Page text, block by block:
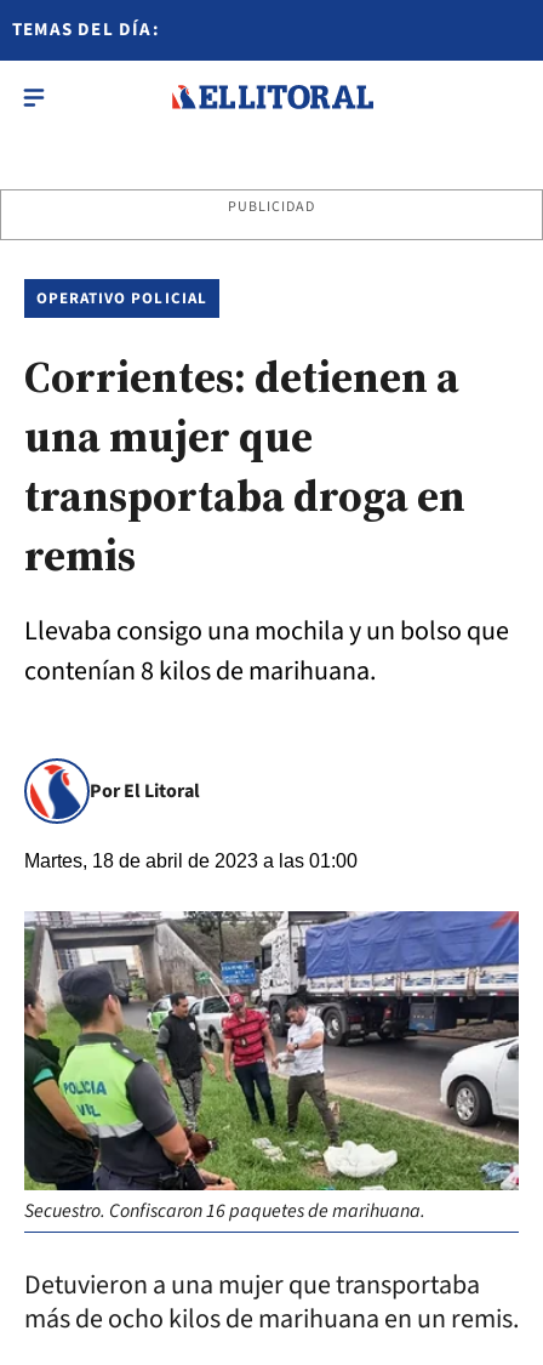
TEMAS DEL DÍA:
PUBLICIDAD
OPERATIVO POLICIAL
Corrientes: detienen a
una mujer que
transportaba droga en
remis
Llevaba consigo una mochila y un bolso que
contenían 8 kilos de marihuana.
Por El Litoral
Martes, 18 de abril de 2023 a las 01:00
Secuestro. Confiscaron 16 paquetes de marihuana.
Detuvieron a una mujer que transportaba
más de ocho kilos de marihuana en un remis.